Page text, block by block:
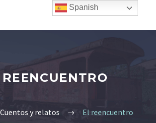
Cuentos y relatos El reencuentro
Spanish